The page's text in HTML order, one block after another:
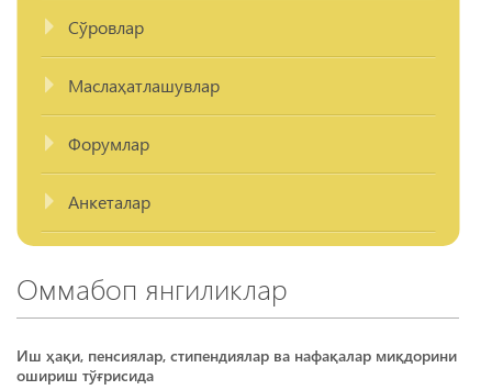
Сўровлар
Маслаҳатлашувлар
Форумлар
Анкеталар
Оммабоп янгиликлар
Иш ҳақи, пенсиялар, стипендиялар ва нафақалар миқдорини
ошириш тўғрисида